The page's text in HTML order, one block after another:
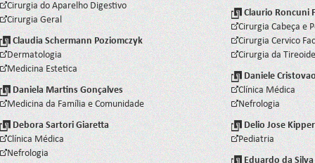
Cirurgia do Aparelho Digestivo
Cirurgia Geral
Claudia Schermann Poziomczyk
Dermatologia
Medicina Estetica
Daniela Martins Gonçalves
Medicina da Família e Comunidade
Debora Sartori Giaretta
Clínica Médica
Nefrologia
Claurio Roncuni
Cirurgia Cabeça e
Cirurgia Cervico
Cirurgia da Tireoide
Daniele
Clínica Médica
Nefrologia
Delio Jose Kipper
Pediatria
Eduardo da